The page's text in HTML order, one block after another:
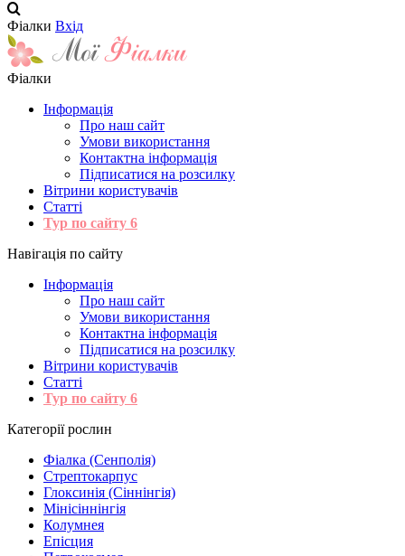
Фіалки Вхід
Фіалки
Інформація
Про наш сайт
Умови використання
Контактна інформація
Підписатися на розсилку
Вітрини користувачів
Статті
Тур по сайту 6
Навігація по сайту
Інформація
Про наш сайт
Умови використання
Контактна інформація
Підписатися на розсилку
Вітрини користувачів
Статті
Тур по сайту 6
Категорії рослин
Фіалка (Сенполія)
Стрептокарпус
Глоксинія (Сіннінгія)
Мінісіннінгія
Колумнея
Епісция